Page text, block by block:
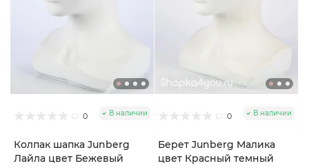
0 В наличии
Колпак шапка Junberg
Лайла цвет Бежевый
0 В наличии
Берет Junberg Малика
цвет Красный темный